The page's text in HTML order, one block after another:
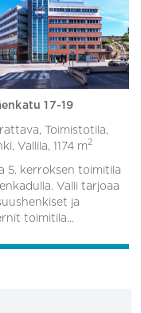
17-19
Toimistotila,
Vallila, 1174 m2
5. kerroksen toimitila
Valli tarjoaa
ja
toimitila...